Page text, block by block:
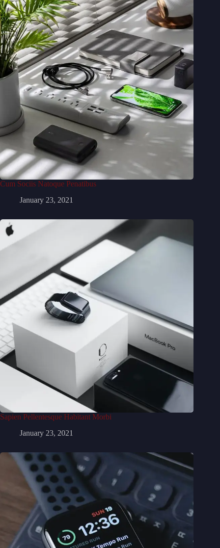
Cum Sociis Natoque Penatibus
January 23, 2021
Sapien Pellentesque Habitant Morbi
January 23, 2021